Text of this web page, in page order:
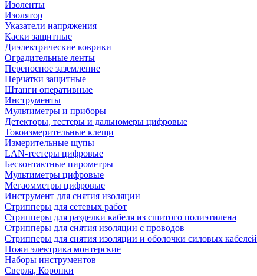
Изоленты
Изолятор
Указатели напряжения
Каски защитные
Диэлектрические коврики
Оградительные ленты
Переносное заземление
Перчатки защитные
Штанги оперативные
Инструменты
Мультиметры и приборы
Детекторы, тестеры и дальномеры цифровые
Токоизмерительные клещи
Измерительные щупы
LAN-тестеры цифровые
Бесконтактные пирометры
Мультиметры цифровые
Мегаомметры цифровые
Инструмент для снятия изоляции
Стрипперы для сетевых работ
Стрипперы для разделки кабеля из сшитого полиэтилена
Cтрипперы для снятия изоляции с проводов
Стрипперы для снятия изоляции и оболочки силовых кабелей
Ножи электрика монтерские
Наборы инструментов
Сверла, Коронки